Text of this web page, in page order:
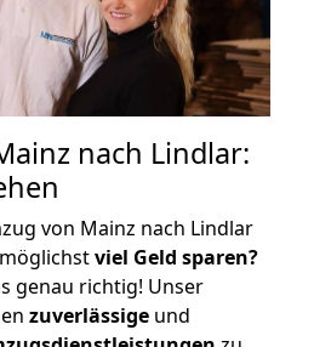
nach Lindlar:
von Mainz nach Lindlar
viel Geld sparen?
genau richtig! Unser
zuverlässige und